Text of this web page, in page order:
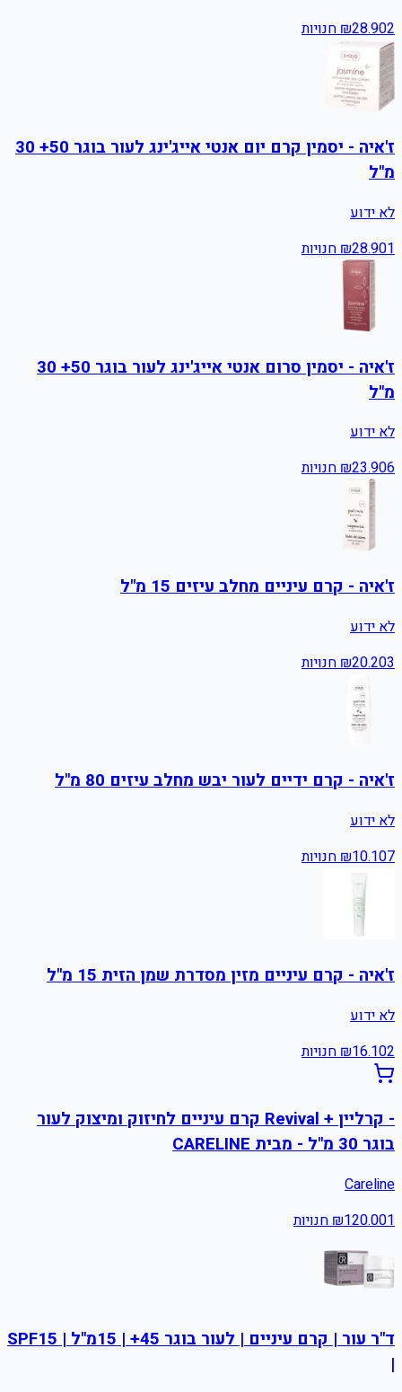
₪28.902 חנויות
ז'איה - יסמין קרם יום אנטי אייג'ינג לעור בוגר 50+ 30
מ"ל
לא ידוע
₪28.901 חנויות
ז'איה - יסמין סרום אנטי אייג'ינג לעור בוגר 50+ 30
מ"ל
לא ידוע
₪23.906 חנויות
ז'איה - קרם עיניים מחלב עיזים 15 מ"ל
לא ידוע
₪20.203 חנויות
ז'איה - קרם ידיים לעור יבש מחלב עיזים 80 מ"ל
לא ידוע
₪10.107 חנויות
ז'איה - קרם עיניים מזין מסדרת שמן הזית 15 מ"ל
לא ידוע
₪16.102 חנויות
- קרליין + Revival קרם עיניים לחיזוק ומיצוק לעור
בוגר 30 מ"ל - מבית CARELINE
Careline
₪120.001 חנויות
ד"ר עור | קרם עיניים | לעור בוגר 45+ | 15מ"ל | SPF15
|